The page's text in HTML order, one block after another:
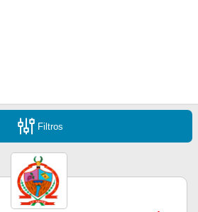
Filtros